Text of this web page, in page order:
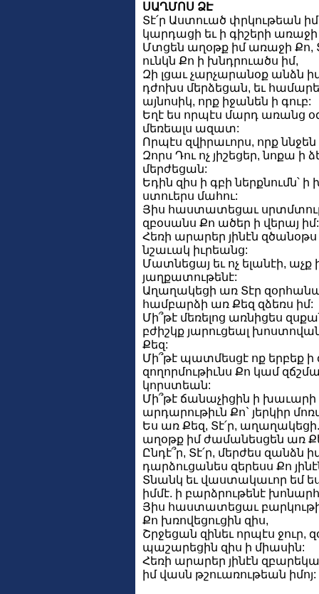
ՍԱՂՄՈՍ ՁԷ
Տէ՛ր Աստուած փրկութեան
կարդացի եւ ի գիշերի առաջի
Մտցեն աղօթք իմ առաջի Քո,
ունկն Քո ի խնդրուածս իմ,
Զի լցաւ չարչարանօք անձն
դժոխս մերձեցան, եւ
այնոսիկ, որք իջանեն ի գուբ:
Եղէ ես որպէս մարդ առանց
մեռեալս ազատ:
Որպէս զվիրաւորս, որք
Զորս Դու ոչ յիշեցեր, նոքա ի
մերժեցան:
Եդին զիս ի գբի ներքնումն՝
ստուերս մահու:
Յիս հաստատեցաւ
զբօսանս Քո ածեր ի վերայ իմ:
Հեռի արարեր յինէն զծանօթս
նշաւակ իւրեանց:
Մատնեցայ եւ ոչ ելանէի,
յաղքատութենէ:
Աղաղակեցի առ Տէր
համբարձի առ Քեզ զձեռս իմ:
Մի՞թէ մեռելոց առնիցես
բժիշկք յարուցեալ
Քեզ:
Մի՞թէ պատմեսցէ ոք երբեք ի
զողորմութիւնս Քո կամ
կորստեան:
Մի՞թէ ճանաչիցին ի խաւարի
արդարութիւն Քո` յերկիր
Ես առ Քեզ, Տէ՛ր,
աղօթք իմ ժամանեսցեն առ
Ընդէ՞ր, Տէ՛ր, մերժես զանձն
դարձուցանես զերեսս Քո
Տնանկ եւ վաստակաւոր եմ
իմմէ. ի բարձրութենէ
Յիս հաստատեցաւ
Քո խռովեցուցին զիս,
Շրջեցան զինեւ որպէս ջուր,
պաշարեցին զիս ի միասին:
Հեռի արարեր յինէն
իմ վասն թշուառութեան իմոյ: